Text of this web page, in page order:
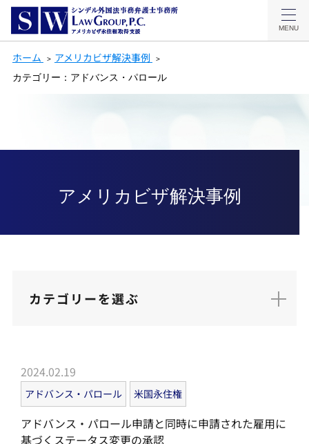
MENU
ホーム アメリカビザ解決事例
カテゴリー：アドバンス・パロール
アメリカビザ解決事例
カテゴリーを選ぶ
2024.02.19
アドバンス・パロール 米国永住権
アドバンス・パロール申請と同時に申請された雇用に
基づくステータス変更の承認